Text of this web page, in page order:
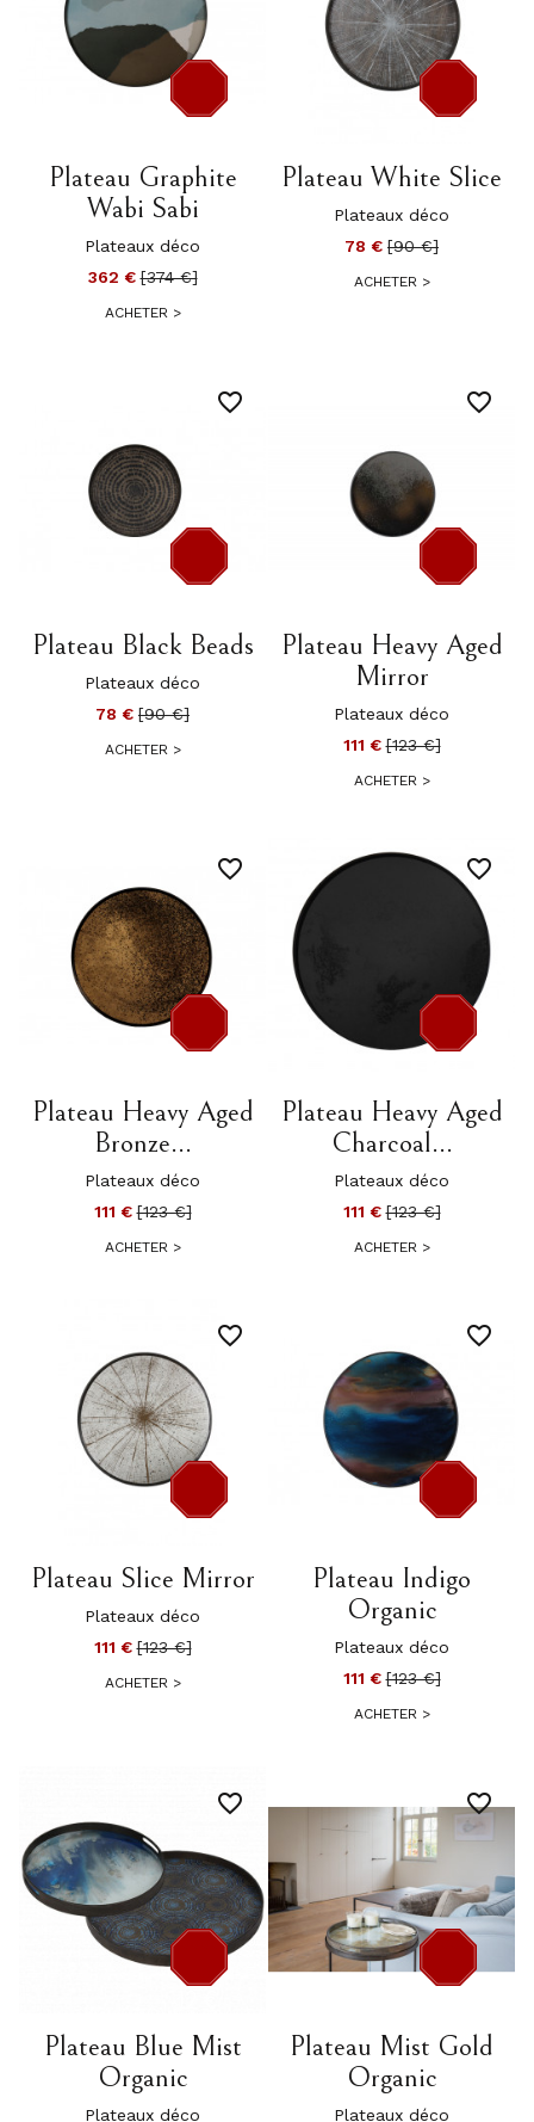
Plateau Graphite
Wabi Sabi
Plateaux déco
362 €[374 €]
ACHETER >
Plateau White Slice
Plateaux déco
78 € [90 €]
ACHETER >
Plateau Black Beads
Plateaux déco
78 € [90 €]
ACHETER >
favorite_border
Plateau Heavy Aged
Mirror
Plateaux déco
111 €[123 €]
ACHETER >
favorite_border
Plateau Heavy Aged
Bronze...
Plateaux déco
111 €[123 €]
ACHETER >
favorite_border
Plateau Heavy Aged
Charcoal...
Plateaux déco
111 €[123 €]
ACHETER >
favorite_border
Plateau Slice Mirror
Plateaux déco
111 €[123 €]
ACHETER >
favorite_border
Plateau Indigo
Organic
Plateaux déco
111 €[123 €]
ACHETER >
favorite_border
Plateau Blue Mist
Organic
Plateaux déco
favorite_border
Plateau Mist Gold
Organic
Plateaux déco
favorite_border